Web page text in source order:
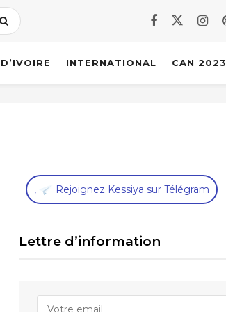
INTERNATIONAL CAN 2023
, Rejoignez Kessiya sur Télégram
Lettre d’information